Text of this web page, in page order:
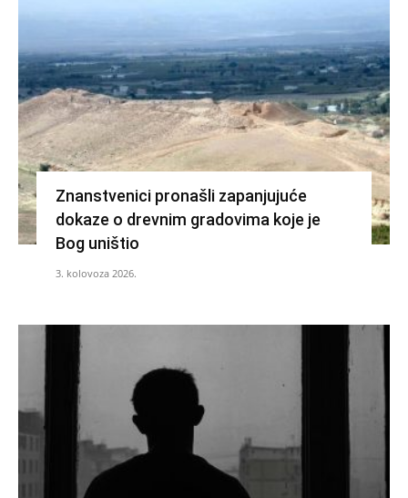
Znanstvenici pronašli zapanjujuće
dokaze o drevnim gradovima koje je
Bog uništio
3. kolovoza 2026.